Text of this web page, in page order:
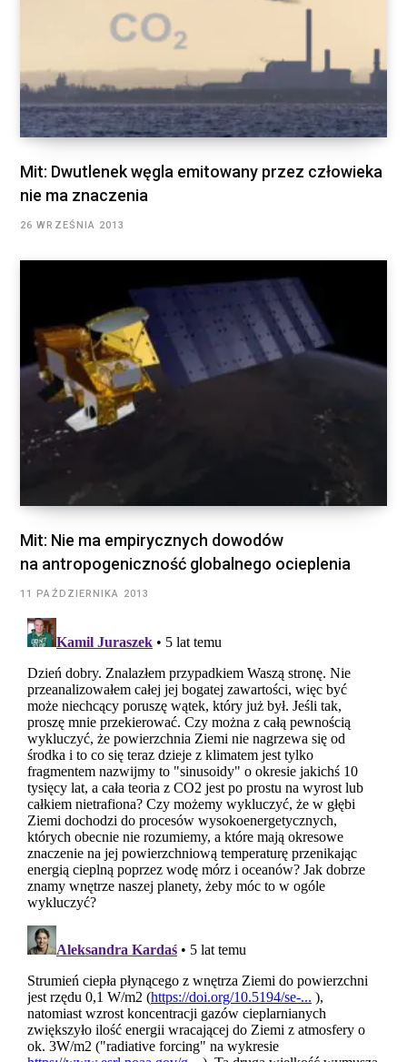
Mit: Dwutlenek węgla emitowany przez człowieka
nie ma znaczenia
26 WRZEŚNIA 2013
Mit: Nie ma empirycznych dowodów
na antropogeniczność globalnego ocieplenia
11 PAŹDZIERNIKA 2013